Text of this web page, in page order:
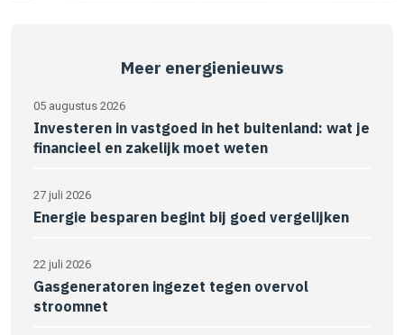
Meer energienieuws
05 augustus 2026
Investeren in vastgoed in het buitenland: wat je
financieel en zakelijk moet weten
27 juli 2026
Energie besparen begint bij goed vergelijken
22 juli 2026
Gasgeneratoren ingezet tegen overvol
stroomnet